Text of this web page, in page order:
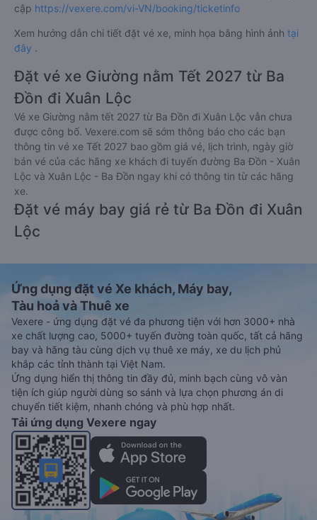
cập https://vexere.com/vi-VN/booking/ticketinfo
Xem hướng dẫn chi tiết đặt vé xe, minh họa bằng hình ảnh tại
đây .
Đặt vé xe Giường nằm Tết 2027 từ Ba
Đồn đi Xuân Lộc
Vé xe Giường nằm tết 2027 từ Ba Đồn đi Xuân Lộc vẫn chưa
được công bố. Vexere.com sẽ sớm thông báo cho các bạn
thông tin vé xe Tết 2027 bao gồm giá vé, lịch trình, ngày giờ
bán vé của các hãng xe khách đi tuyến đường Ba Đồn - Xuân
Lộc và Xuân Lộc - Ba Đồn ngay khi có thông tin từ các hãng
xe.
Đặt vé máy bay giá rẻ từ Ba Đồn đi Xuân
Lộc
Ứng dụng đặt vé Xe khách, Máy bay,
Tàu hoả và Thuê xe
Vexere - ứng dụng đặt vé đa phương tiện với hơn 3000+ nhà
xe chất lượng cao, 5000+ tuyến đường toàn quốc, tất cả hãng
bay và hãng tàu cùng dịch vụ thuê xe máy, xe du lịch phủ
khắp các tỉnh thành tại Việt Nam.
Ứng dụng hiển thị thông tin đầy đủ, minh bạch cùng vô vàn
tiện ích giúp người dùng so sánh và lựa chọn phương án di
chuyển tiết kiệm, nhanh chóng và phù hợp nhất.
Tải ứng dụng Vexere ngay